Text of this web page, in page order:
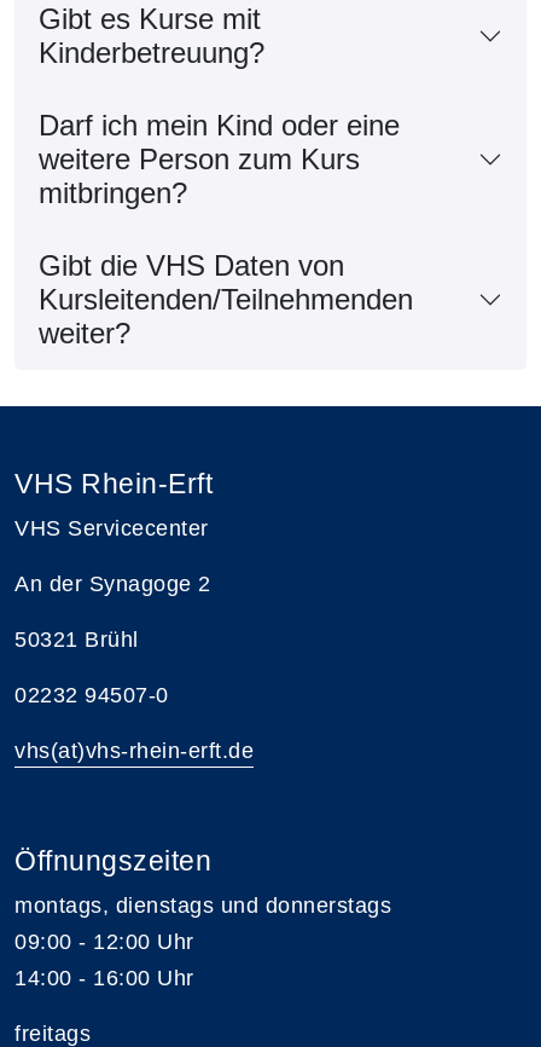
Gibt es Kurse mit
Kinderbetreuung?
Darf ich mein Kind oder eine
weitere Person zum Kurs
mitbringen?
Gibt die VHS Daten von
Kursleitenden/Teilnehmenden
weiter?
VHS Rhein-Erft
VHS Servicecenter
An der Synagoge 2
50321 Brühl
02232 94507-0
vhs(at)vhs-rhein-erft.de
Öffnungszeiten
montags, dienstags und donnerstags
09:00 - 12:00 Uhr
14:00 - 16:00 Uhr
freitags